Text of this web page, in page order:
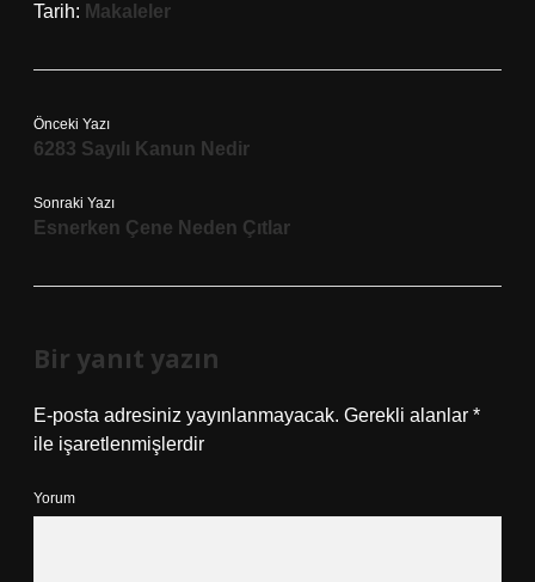
Tarih: Makaleler
Önceki Yazı
6283 Sayılı Kanun Nedir
Sonraki Yazı
Esnerken Çene Neden Çıtlar
Bir yanıt yazın
E-posta adresiniz yayınlanmayacak. Gerekli alanlar *
ile işaretlenmişlerdir
Yorum